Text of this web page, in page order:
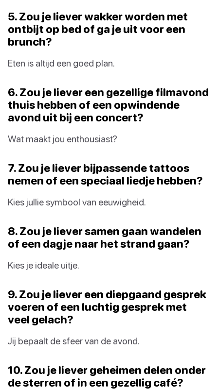
5. Zou je liever wakker worden met
ontbijt op bed of ga je uit voor een
brunch?
Eten is altijd een goed plan.
6. Zou je liever een gezellige filmavond
thuis hebben of een opwindende
avond uit bij een concert?
Wat maakt jou enthousiast?
7. Zou je liever bijpassende tattoos
nemen of een speciaal liedje hebben?
Kies jullie symbool van eeuwigheid.
8. Zou je liever samen gaan wandelen
of een dagje naar het strand gaan?
Kies je ideale uitje.
9. Zou je liever een diepgaand gesprek
voeren of een luchtig gesprek met
veel gelach?
Jij bepaalt de sfeer van de avond.
10. Zou je liever geheimen delen onder
de sterren of in een gezellig café?